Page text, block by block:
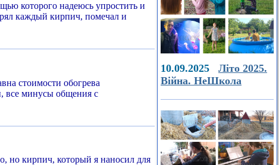
которого надеюсь упростить и
каждый кирпич, помечал и
стоимости обогрева
все минусы общения с
но кирпич, который я наносил для
10.09.2025 Літо 2025.
Війна. НеШкола